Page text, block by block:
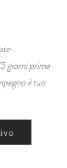
giorni prima
il tuo